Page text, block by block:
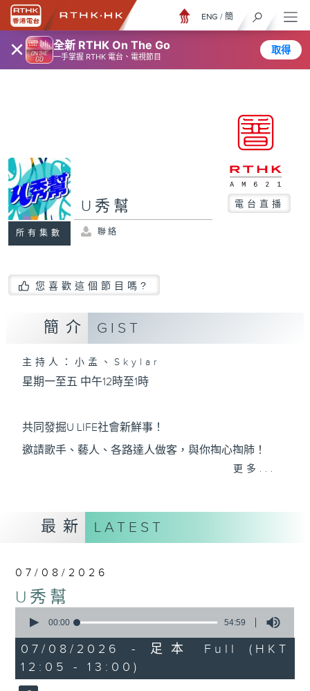
× 全新 RTHK On The Go
一手掌握 RTHK 電台、電視節目
取得
ENG / 簡
所有集數
U秀幫 電台直播
聯絡
您喜歡這個節目嗎?
簡介 GIST
主持人：小孟、Skylar
星期一至五 中午12時至1時
共同發掘U LIFE社會新鮮事！
邀請歌手、藝人、各路達人做客，與你掏心掏肺！
更多...
最新 LATEST
07/08/2026
U秀幫
seconds
54
minutes,
59
seconds
00:00 54:59
07/08/2026 - 足本 Full (HKT
12:05 - 13:00)